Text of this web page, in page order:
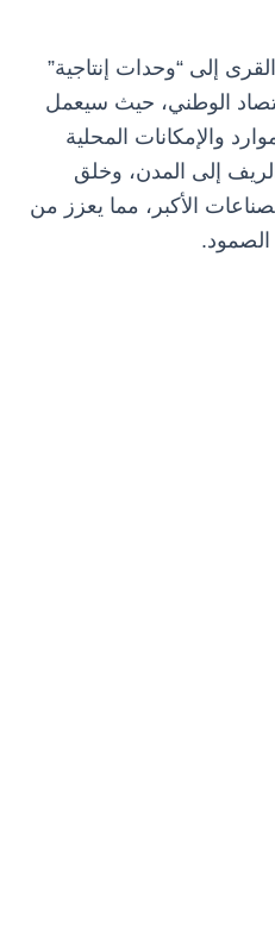
إلى “وحدات إنتاجية”
الوطني، حيث سيعمل
والإمكانات المحلية
إلى المدن، وخلق
الأكبر، مما يعزز من